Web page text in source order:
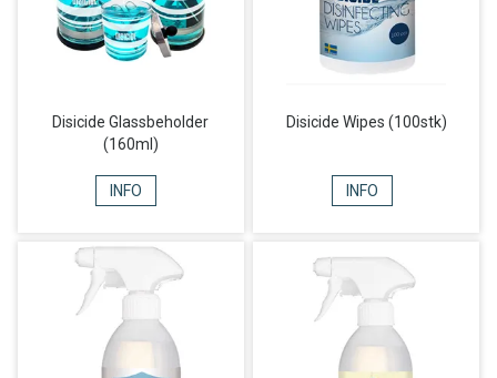
Disicide Glassbeholder
(160ml)
INFO
Disicide Wipes (100stk)
INFO